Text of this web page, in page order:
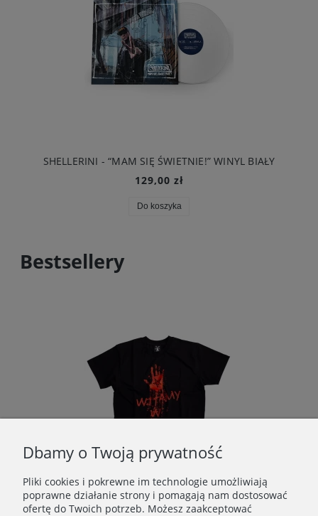
SHELLERINI - “MAM SIĘ ŚWIETNIE!” WINYL BIAŁY
129,00 zł
Do koszyka
Bestsellery
Dbamy o Twoją prywatność
Pliki cookies i pokrewne im technologie umożliwiają
poprawne działanie strony i pomagają nam dostosować
ofertę do Twoich potrzeb. Możesz zaakceptować